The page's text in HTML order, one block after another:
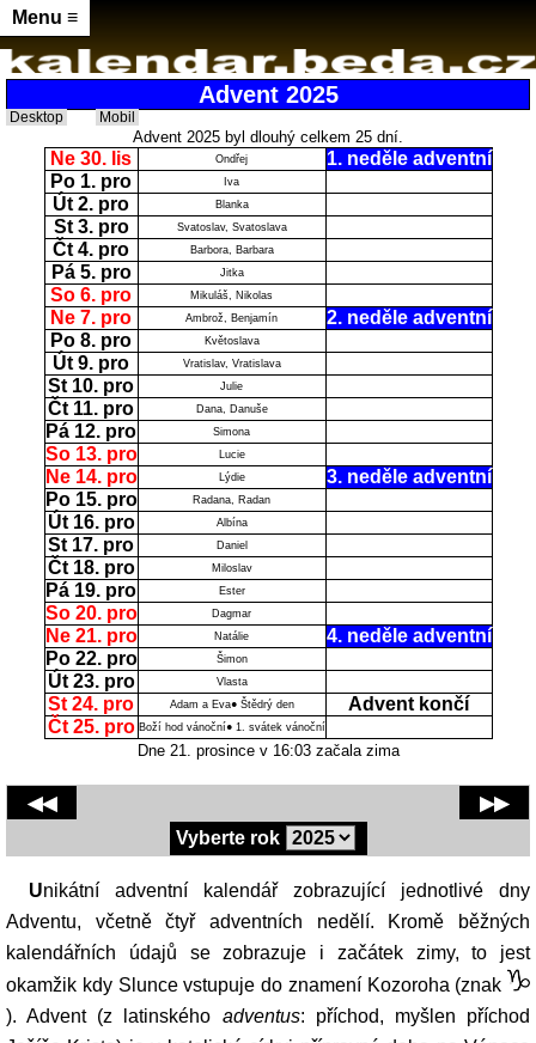
Menu ≡
Advent 2025
Desktop Mobil
Advent 2025 byl dlouhý celkem 25 dní.
Ne 30. lis Ondřej
1. neděle adventní
Po 1. pro
Iva
Út 2. pro Blanka
St 3. pro Svatoslav, Svatoslava
Čt 4. pro Barbora, Barbara
Pá 5. pro Jitka
So 6. pro Mikuláš, Nikolas
Ne 7. pro Ambrož, Benjamín
2. neděle adventní
Po 8. pro
Květoslava
Út 9. pro Vratislav, Vratislava
St 10. pro Julie
Čt 11. pro Dana, Danuše
Pá 12. pro Simona
So 13. pro Lucie
Ne 14. pro Lýdie
3. neděle adventní
Po 15. pro
Radana, Radan
Út 16. pro Albína
St 17. pro Daniel
Čt 18. pro Miloslav
Pá 19. pro Ester
So 20. pro Dagmar
Ne 21. pro Natálie
4. neděle adventní
Po 22. pro
Šimon
Út 23. pro Vlasta
St 24. pro Adam a Eva● Štědrý den
Advent končí
Čt 25. pro Boží hod vánoční● 1. svátek vánoční
Dne 21. prosince v 16:03 začala zima
Vyberte rok
◀◀ ▶▶
Unikátní adventní kalendář zobrazující jednotlivé dny
Adventu, včetně čtyř adventních nedělí. Kromě běžných
kalendářních údajů se zobrazuje i začátek zimy, to jest
okamžik kdy Slunce vstupuje do znamení Kozoroha (znak
). Advent (z latinského adventus: příchod, myšlen příchod